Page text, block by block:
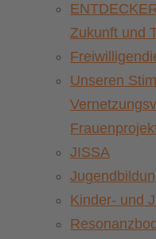
Zukunft und
Unseren
JISSA
Kinder- und